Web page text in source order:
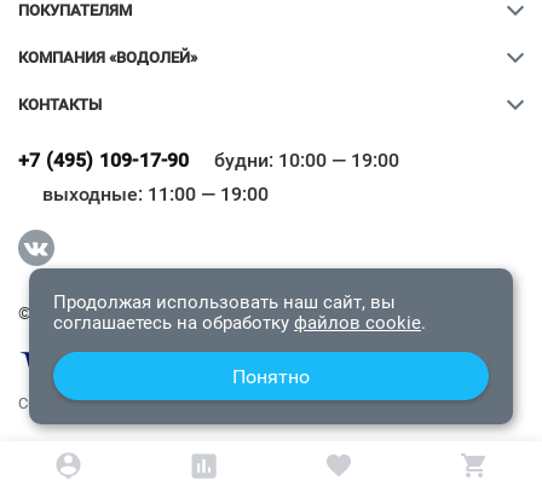
ПОКУПАТЕЛЯМ
КОМПАНИЯ «ВОДОЛЕЙ»
КОНТАКТЫ
+7 (495) 109-17-90
будни: 10:00 — 19:00
выходные: 11:00 — 19:00
© 2009-2026 «Водолей Онлайн». Все права защищены.
СОГЛАШЕНИЕ О КОНФИДЕНЦИАЛЬНОСТИ
Всё верно
Продолжая использовать наш сайт, вы
соглашаетесь на обработку файлов cookie.
Понятно